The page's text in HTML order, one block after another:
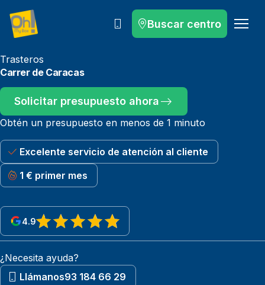
LlámanosBuscar centro
Trasteros
Carrer de Caracas
Solicitar presupuesto ahora
Obtén un presupuesto en menos de 1 minuto
Excelente servicio de atención al cliente
1 € primer mes
4.9
View reviews on Google
¿Necesita ayuda?
Llámanos93 184 66 29